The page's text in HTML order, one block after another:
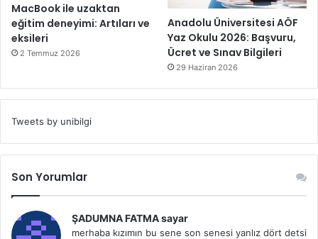
MacBook ile uzaktan
eğitim deneyimi: Artıları ve
eksileri
2 Temmuz 2026
Anadolu Üniversitesi AÖF
Yaz Okulu 2026: Başvuru,
Ücret ve Sınav Bilgileri
29 Haziran 2026
Tweets by unibilgi
Son Yorumlar
ŞADUMNA FATMA sayar
merhaba kızımın bu sene son senesi yanlız dört detsi